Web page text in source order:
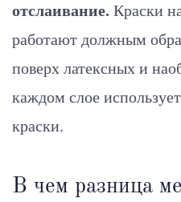
отслаивание. Краски
работают должным
поверх латексных и
каждом слое
краски.
В чем разница